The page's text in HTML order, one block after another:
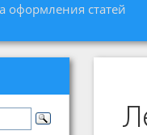
оформления статей